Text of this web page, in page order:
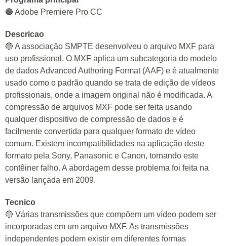
🔵 Adobe Premiere Pro CC
Descricao
🔵 A associação SMPTE desenvolveu o arquivo MXF para
uso profissional. O MXF aplica um subcategoria do modelo
de dados Advanced Authoring Format (AAF) e é atualmente
usado como o padrão quando se trata de edição de vídeos
profissionais, onde a imagem original não é modificada. A
compressão de arquivos MXF pode ser feita usando
qualquer dispositivo de compressão de dados e é
facilmente convertida para qualquer formato de vídeo
comum. Existem incompatibilidades na aplicação deste
formato pela Sony, Panasonic e Canon, tornando este
contêiner falho. A abordagem desse problema foi feita na
versão lançada em 2009.
Tecnico
🔵 Várias transmissões que compõem um vídeo podem ser
incorporadas em um arquivo MXF. As transmissões
independentes podem existir em diferentes formas